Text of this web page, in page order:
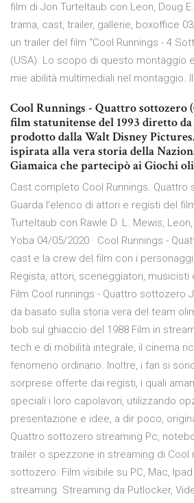
film di Jon Turteltaub con Leon, Doug
trama, cast, trailer, gallerie, boxoffice
un trailer del film "Cool Runnings - 4
(USA). Lo scopo di questo montaggio
mie abilità multimediali nel montaggio.
Cool Runnings - Quattro sottozero
film statunitense del 1993 diretto
prodotto dalla Walt Disney
ispirata alla vera storia della
Giamaica che partecipò ai Giochi
Cast completo Cool Runnings. Quattro
Guarda l'elenco di attori e registi del
Turteltaub con Rawle D. L. Mewis,
Yoba 04/05/2020 · Cool Runnings -
cast e la crew del film con i
Regista, attori, sceneggiatori,
Film Cool runnings - Quattro sottozero
da basato sulla storia vera del team
bob sul ghiaccio del 1988 Film in
tech e di mobilità integrale, il cinema
fenomeno ordinario. Inoltre, i fan si
sorprese offerte dai registi, i quali
speciali i loro capolavori, utilizzando
presentazione e idee, a dir poco,
Quattro sottozero streaming Pc,
trailer o spezzone in streaming di Cool
sottozero. Film visibile su PC, Mac,
streaming. Streaming da Putlocker,